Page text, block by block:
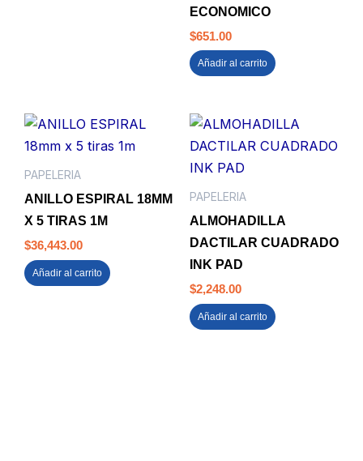
ECONOMICO
$651.00
Añadir al carrito
PAPELERIA
ANILLO ESPIRAL 18MM
X 5 TIRAS 1M
$36,443.00
Añadir al carrito
PAPELERIA
ALMOHADILLA
DACTILAR CUADRADO
INK PAD
$2,248.00
Añadir al carrito